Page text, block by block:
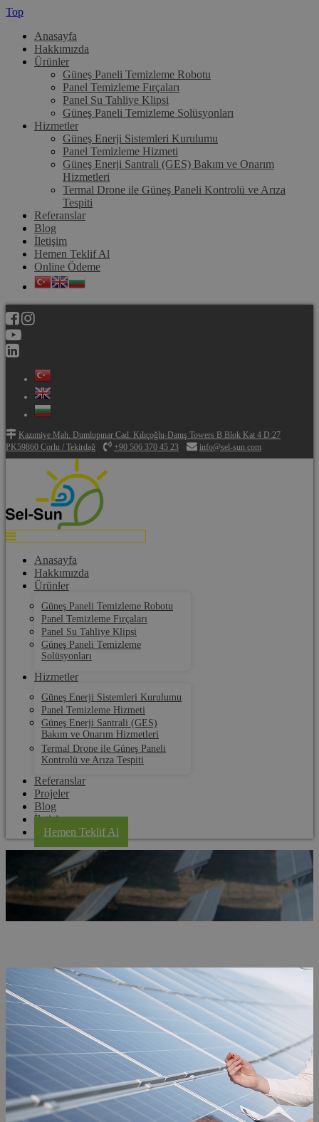
Top
Anasayfa
Hakkımızda
Ürünler
Güneş Paneli Temizleme Robotu
Panel Temizleme Fırçaları
Panel Su Tahliye Klipsi
Güneş Paneli Temizleme Solüsyonları
Hizmetler
Güneş Enerji Sistemleri Kurulumu
Panel Temizleme Hizmeti
Güneş Enerji Santrali (GES) Bakım ve Onarım
Hizmetleri
Termal Drone ile Güneş Paneli Kontrolü ve Arıza
Tespiti
Referanslar
Blog
İletişim
Hemen Teklif Al
Online Ödeme
Kazımiye Mah. Dumlupınar Cad. Kılıçoğlu-Danış Towers B Blok Kat 4 D:27
PK59860 Çorlu / Tekirdağ
+90 506 370 45 23 info@sel-sun.com
Anasayfa
Hakkımızda
Ürünler
Güneş Paneli Temizleme Robotu
Panel Temizleme Fırçaları
Panel Su Tahliye Klipsi
Güneş Paneli Temizleme
Solüsyonları
Hizmetler
Güneş Enerji Sistemleri Kurulumu
Panel Temizleme Hizmeti
Güneş Enerji Santrali (GES)
Bakım ve Onarım Hizmetleri
Termal Drone ile Güneş Paneli
Kontrolü ve Arıza Tespiti
Referanslar
Projeler
Blog
İletişim
Hemen Teklif Al